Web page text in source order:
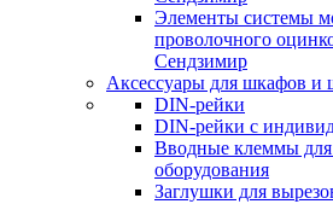
Элементы системы
проволочного
Сендзимир
Аксессуары для шкафов и
DIN-рейки
DIN-рейки с
Вводные клеммы для
оборудования
Заглушки для